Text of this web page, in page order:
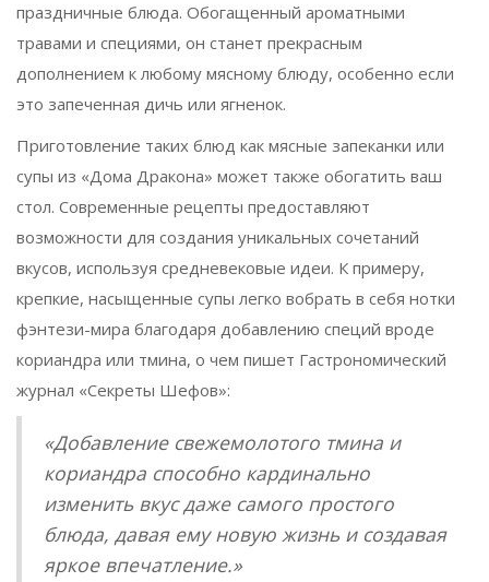
праздничные блюда. Обогащенный ароматными
травами и специями, он станет прекрасным
дополнением к любому мясному блюду, особенно если
это запеченная дичь или ягненок.
Приготовление таких блюд как мясные запеканки или
супы из «Дома Дракона» может также обогатить ваш
стол. Современные рецепты предоставляют
возможности для создания уникальных сочетаний
вкусов, используя средневековые идеи. К примеру,
крепкие, насыщенные супы легко вобрать в себя нотки
фэнтези-мира благодаря добавлению специй вроде
кориандра или тмина, о чем пишет Гастрономический
журнал «Секреты Шефов»:
«Добавление свежемолотого тмина и
кориандра способно кардинально
изменить вкус даже самого простого
блюда, давая ему новую жизнь и создавая
яркое впечатление.»